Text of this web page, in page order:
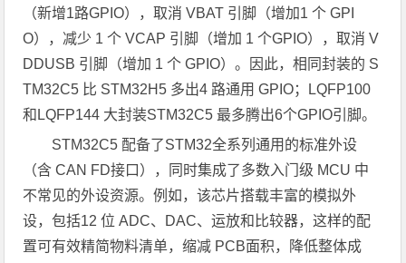
（新增1路GPIO），取消 VBAT 引脚（增加1 个 GPI
O），减少 1 个 VCAP 引脚（增加 1 个GPIO），取消 V
DDUSB 引脚（增加 1 个 GPIO）。因此，相同封装的 S
TM32C5 比 STM32H5 多出4 路通用 GPIO；LQFP100
和LQFP144 大封装STM32C5 最多腾出6个GPIO引脚。
STM32C5 配备了STM32全系列通用的标准外设
（含 CAN FD接口），同时集成了多数入门级 MCU 中
不常见的外设资源。例如，该芯片搭载丰富的模拟外
设，包括12 位 ADC、DAC、运放和比较器，这样的配
置可有效精简物料清单，缩减 PCB面积，降低整体成